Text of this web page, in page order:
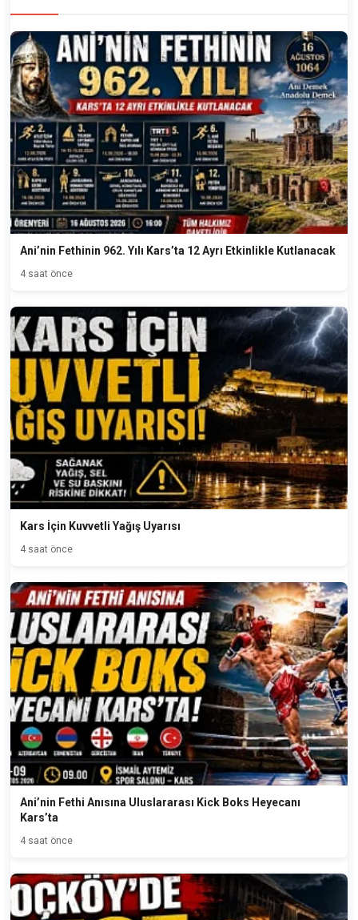
Ani’nin Fethinin 962. Yılı Kars’ta 12 Ayrı Etkinlikle Kutlanacak
4 saat önce
Kars İçin Kuvvetli Yağış Uyarısı
4 saat önce
Ani’nin Fethi Anısına Uluslararası Kick Boks Heyecanı
Kars’ta
4 saat önce